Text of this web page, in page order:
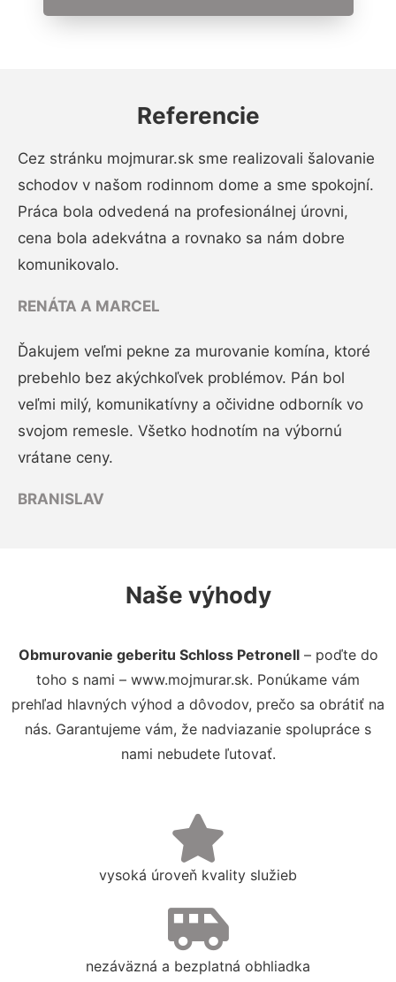
Referencie
Cez stránku mojmurar.sk sme realizovali šalovanie
schodov v našom rodinnom dome a sme spokojní.
Práca bola odvedená na profesionálnej úrovni,
cena bola adekvátna a rovnako sa nám dobre
komunikovalo.
RENÁTA A MARCEL
Ďakujem veľmi pekne za murovanie komína, ktoré
prebehlo bez akýchkoľvek problémov. Pán bol
veľmi milý, komunikatívny a očividne odborník vo
svojom remesle. Všetko hodnotím na výbornú
vrátane ceny.
BRANISLAV
Naše výhody
Obmurovanie geberitu Schloss Petronell– poďte do
toho s nami – www.mojmurar.sk. Ponúkame vám
prehľad hlavných výhod a dôvodov, prečo sa obrátiť na
nás. Garantujeme vám, že nadviazanie spolupráce s
nami nebudete ľutovať.
vysoká úroveň kvality služieb
nezáväzná a bezplatná obhliadka